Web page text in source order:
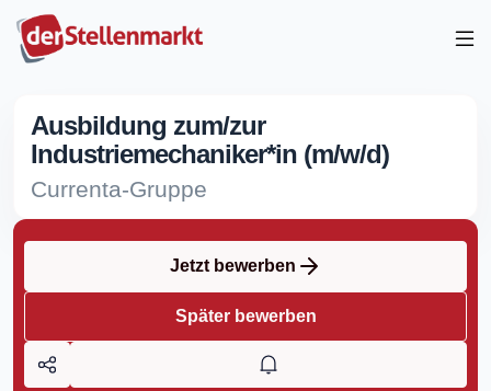
Ausbildung zum/zur
Industriemechaniker*in (m/w/d)
Currenta-Gruppe
Jetzt bewerben
Später bewerben